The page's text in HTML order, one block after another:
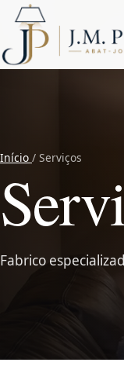
Início / Serviços
Fabrico